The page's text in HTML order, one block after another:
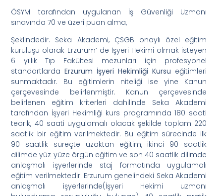
ÖSYM tarafından uygulanan İş Güvenliği Uzmanı
sınavında 70 ve üzeri puan alma,
Şeklindedir. Seka Akademi, ÇSGB onaylı özel eğitim
kuruluşu olarak Erzurum’ de İşyeri Hekimi olmak isteyen
6 yıllık Tıp Fakültesi mezunları için profesyonel
standartlardaErzurum İşyeri Hekimliği Kursu eğitimleri
sunmaktadır. Bu eğitimlerin niteliği ise yine Kanun
çerçevesinde belirlenmiştir. Kanun çerçevesinde
belirlenen eğitim kriterleri dahilinde Seka Akademi
tarafından İşyeri Hekimliği kurs programında 180 saati
teorik, 40 saati uygulamalı olacak şekilde toplam 220
saatlik bir eğitim verilmektedir. Bu eğitim sürecinde ilk
90 saatlik süreçte uzaktan eğitim, ikinci 90 saatlik
dilimde yüz yüze örgün eğitim ve son 40 saatlik dilimde
anlaşmalı işyerlerinde staj formatında uygulamalı
eğitim verilmektedir. Erzurum genelindeki Seka Akademi
anlaşmalı işyerlerinde(İşyeri Hekimi uzmanı